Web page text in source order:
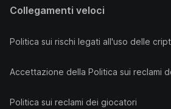
Collegamenti veloci
Politica sui rischi legati all'uso delle
Accettazione della Politica sui reclami
Politica sui reclami dei giocatori